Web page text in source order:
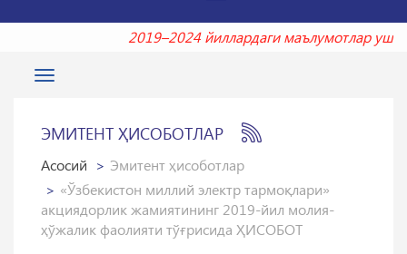
2019–2024 йиллардаги маълумотлар
Toggle
ЭМИТЕНТ ҲИСОБОТЛАР
Асосий
Эмитент ҳисоботлар
«Ўзбекистон миллий электр тармоқлари»
акциядорлик жамиятининг 2019-йил молия-
ҳўжалик фаолияти тўғрисида ҲИСОБОТ